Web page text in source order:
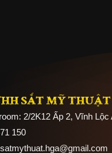
SẮT MỸ
2/2K12 Ấp 2, Vĩnh
150